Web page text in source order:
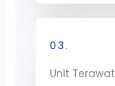
03.
Unit Terawat